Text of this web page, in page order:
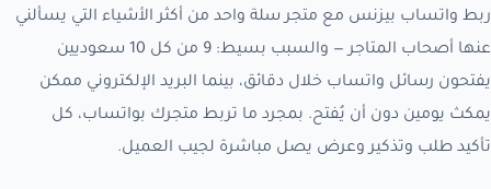
ربط واتساب بيزنس مع متجر سلة واحد من أكثر الأشياء التي يسألني
عنها أصحاب المتاجر — والسبب بسيط: 9 من كل 10 سعوديين
يفتحون رسائل واتساب خلال دقائق، بينما البريد الإلكتروني ممكن
يمكث يومين دون أن يُفتح. بمجرد ما تربط متجرك بواتساب، كل
تأكيد طلب وتذكير وعرض يصل مباشرة لجيب العميل.